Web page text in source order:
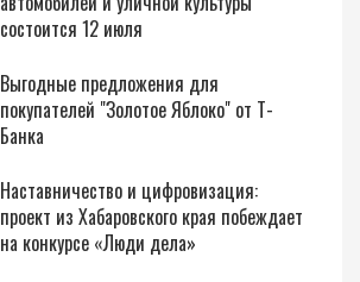
состоится 12 июля
Выгодные предложения для
покупателей "Золотое Яблоко" от Т-
Банка
Наставничество и цифровизация:
проект из Хабаровского края побеждает
на конкурсе «Люди дела»